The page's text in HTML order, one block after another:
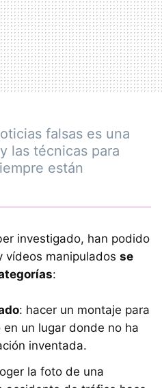
falsas es una
las técnicas para
están
investigado, han podido
vídeos manipulados se
:
: hacer un montaje para
un lugar donde no ha
inventada.
la foto de una